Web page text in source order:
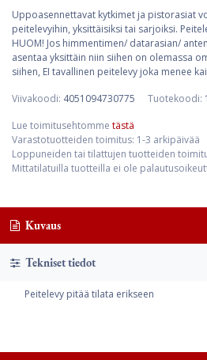
Uppoasennettavat kytkimet ja pistorasiat
peitelevyihin, yksittäisiksi tai sarjoiksi.
HUOM! Jos himmentimen/ datarasian/
asentaa yksittäin niin siihen on olemassa
siihen, EI tavallinen peitelevy joka menee
Viivakoodi: 4051094730775 Tuotekoodi:
Lue toimitusehtomme tästä
Varastotuotteiden toimitus: 1-3 arkipäivää
Loppuneiden tai tilattujen tuotteiden
Mittatilatuilla tuotteilla ei ole
Kuvaus
Tekniset tiedot
Peitelevy pitää tilata erikseen